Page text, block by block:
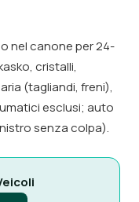
nel canone per 24-
cristalli,
(tagliandi, freni),
esclusi; auto
senza colpa).